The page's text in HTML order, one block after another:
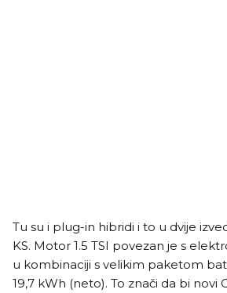
Tu su i plug-in hibridi i to u dvije
KS. Motor 1.5 TSI povezan je s
u kombinaciji s velikim paketom
19,7 kWh (neto). To znači da bi novi